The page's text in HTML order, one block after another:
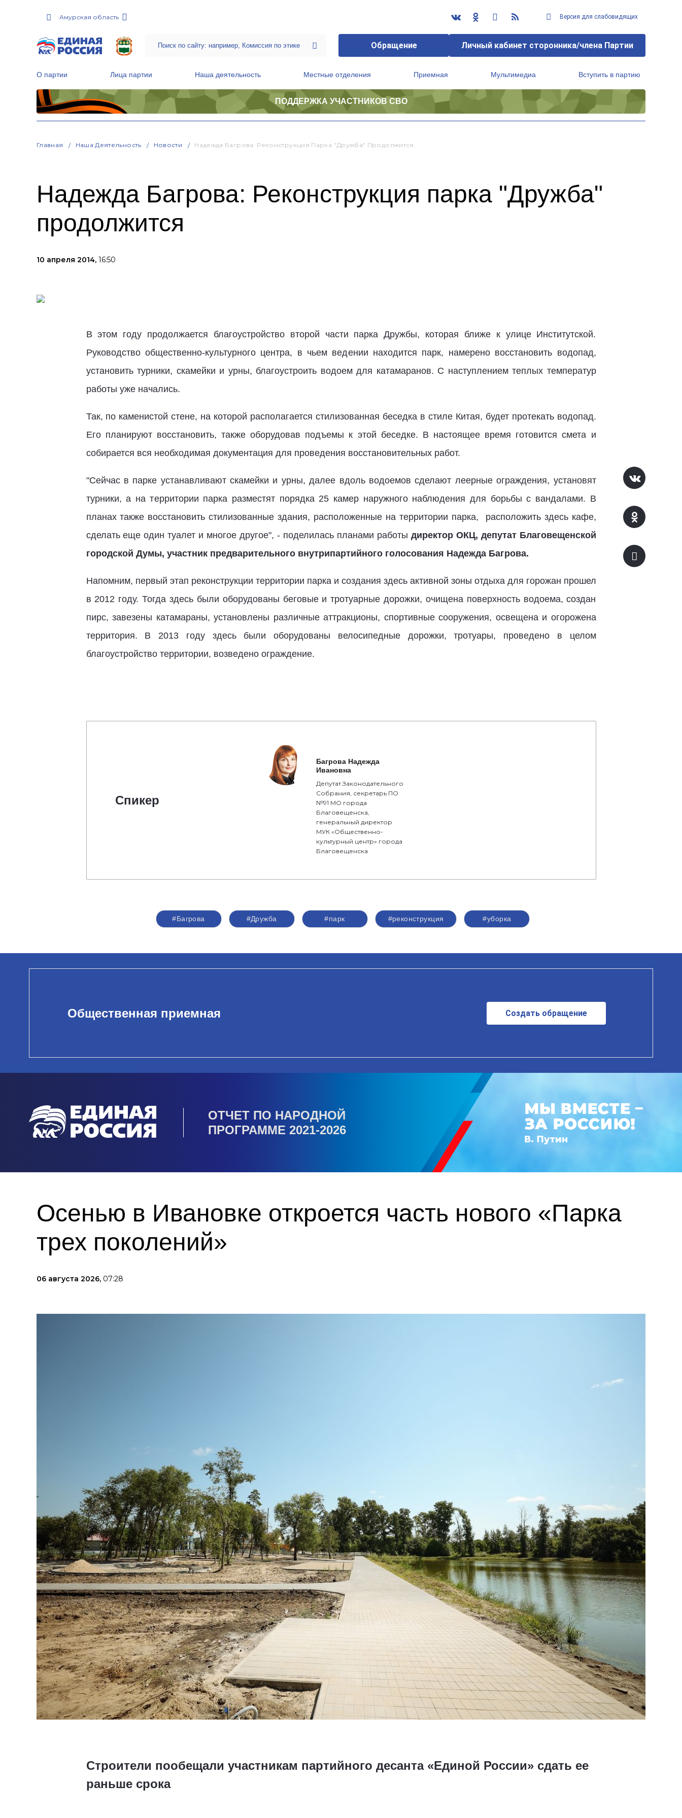
Амурская область Версия для слабовидящих
Обращение Личный кабинет сторонника/члена Партии
О партии Лица партии Наша деятельность Местные отделения Приемная Мультимедиа Вступить в партию
ПОДДЕРЖКА УЧАСТНИКОВ СВО
Главная Наша Деятельность Новости Надежда Багрова: Реконструкция Парка "Дружба" Продолжится
Надежда Багрова: Реконструкция парка "Дружба"
продолжится
10 апреля 2014, 16:50
В этом году продолжается благоустройство второй части парка Дружбы, которая ближе к улице Институтской.
Руководство общественно-культурного центра, в чьем ведении находится парк, намерено восстановить водопад,
установить турники, скамейки и урны, благоустроить водоем для катамаранов. С наступлением теплых температур
работы уже начались.
Так, по каменистой стене, на которой располагается стилизованная беседка в стиле Китая, будет протекать водопад.
Его планируют восстановить, также оборудовав подъемы к этой беседке. В настоящее время готовится смета и
собирается вся необходимая документация для проведения восстановительных работ.
"Сейчас в парке устанавливают скамейки и урны, далее вдоль водоемов сделают леерные ограждения, установят
турники, а на территории парка разместят порядка 25 камер наружного наблюдения для борьбы с вандалами. В
планах также восстановить стилизованные здания, расположенные на территории парка, расположить здесь кафе,
сделать еще один туалет и многое другое", - поделилась планами работы директор ОКЦ, депутат Благовещенской
городской Думы, участник предварительного внутрипартийного голосования Надежда Багрова.
Напомним, первый этап реконструкции территории парка и создания здесь активной зоны отдыха для горожан прошел
в 2012 году. Тогда здесь были оборудованы беговые и тротуарные дорожки, очищена поверхность водоема, создан
пирс, завезены катамараны, установлены различные аттракционы, спортивные сооружения, освещена и огорожена
территория. В 2013 году здесь были оборудованы велосипедные дорожки, тротуары, проведено в целом
благоустройство территории, возведено ограждение.
Спикер
Багрова Надежда
Ивановна
Депутат Законодательного
Собрания, секретарь ПО
№91 МО города
Благовещенска,
генеральный директор
МУК «Общественно-
культурный центр» города
Благовещенска
#Багрова #Дружба #парк #реконструкция #уборка
Общественная приемная Создать обращение
ОТЧЕТ ПО НАРОДНОЙ
ПРОГРАММЕ 2021-2026
Осенью в Ивановке откроется часть нового «Парка
трех поколений»
06 августа 2026, 07:28
Строители пообещали участникам партийного десанта «Единой России» сдать ее
раньше срока